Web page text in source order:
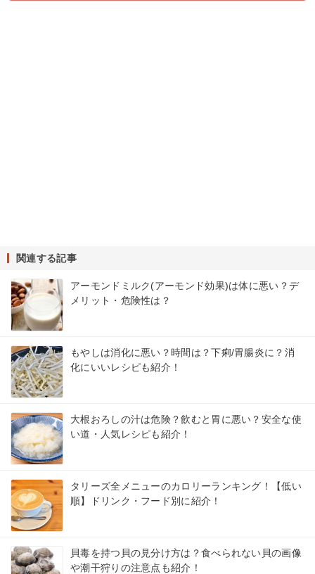
関連する記事
アーモンドミルク(アーモンド効果)は体に悪い？デ
メリット・危険性は？
もやしは消化に悪い？時間は？下痢/胃腸炎に？消
化にいいレシピも紹介！
大根おろしの汁は危険？飲むと胃に悪い？安全な使
い道・人気レシピも紹介！
タリーズ全メニューのカロリーランキング！【低い
順】ドリンク・フード別に紹介！
貝毒を持つ貝の見分け方は？食べられない貝の画像
や潮干狩りの注意点も紹介！